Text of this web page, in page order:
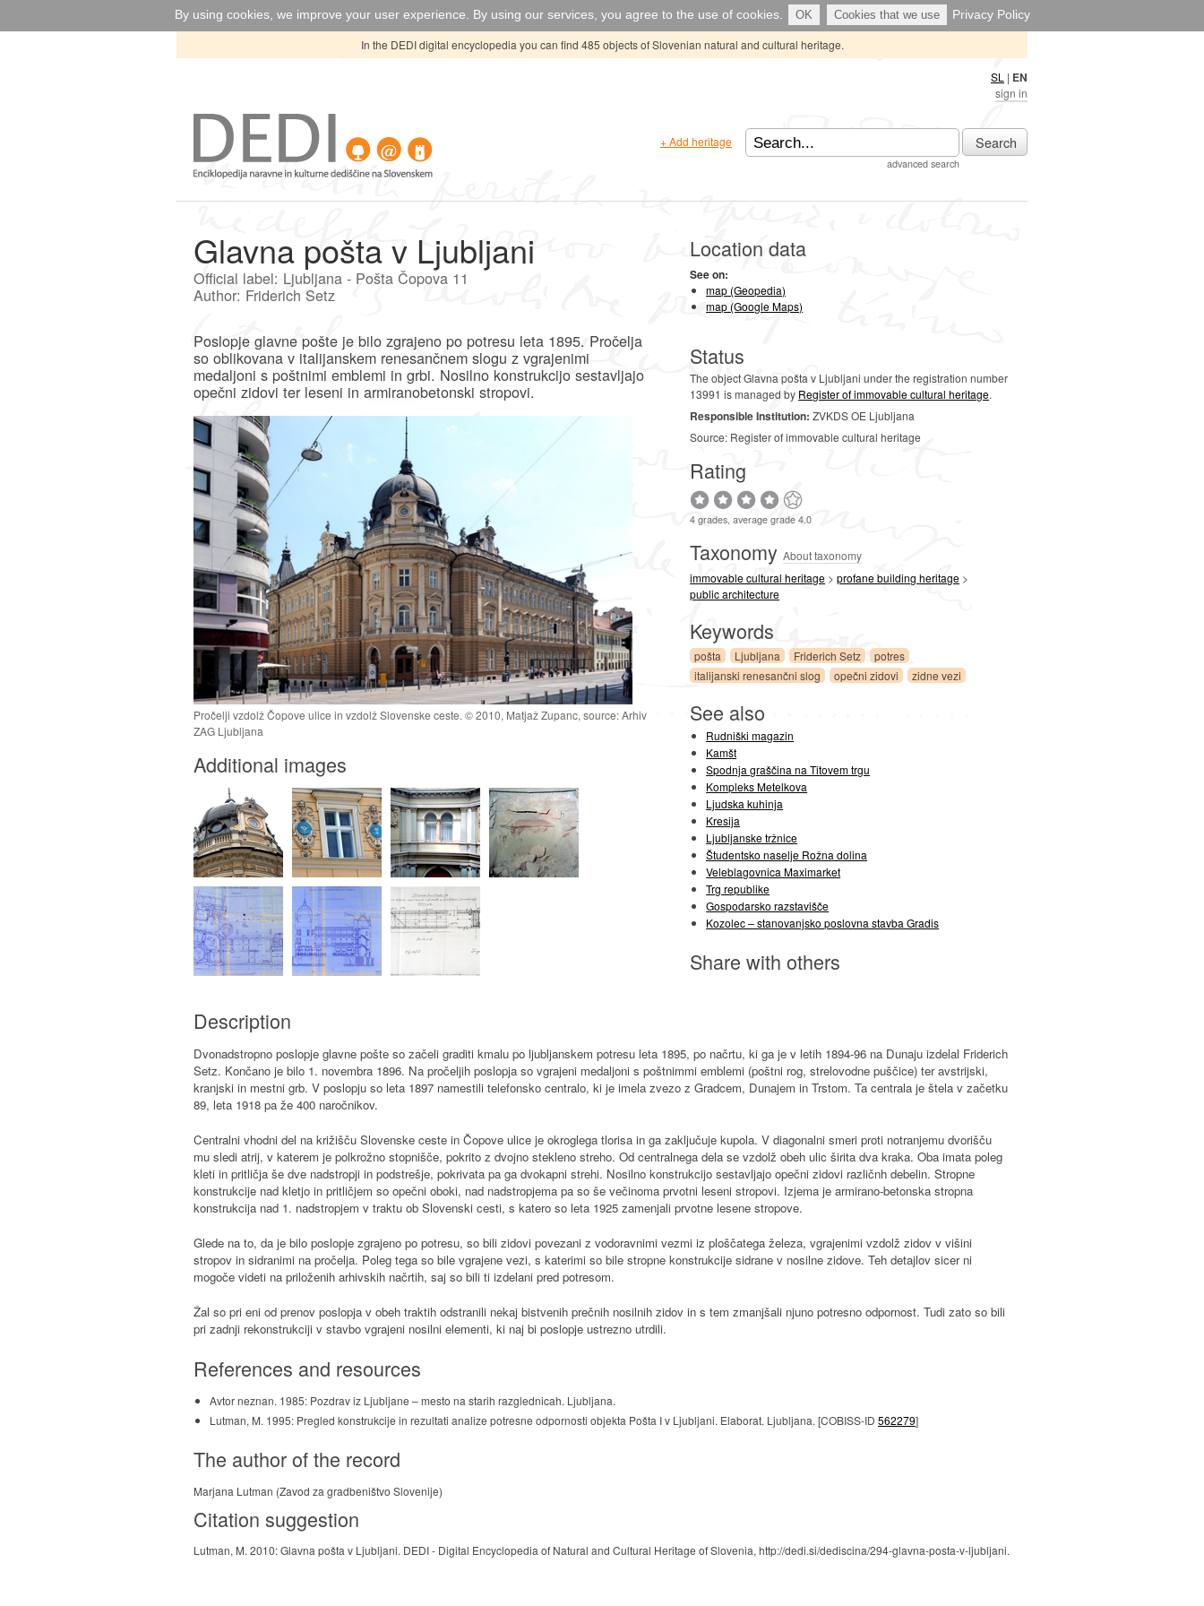
By using cookies, we improve your user experience. By using our services, you agree to the use of cookies. OK Cookies that we use Privacy Policy
In the DEDI digital encyclopedia you can find 485 objects of Slovenian natural and cultural heritage.
SL | EN
sign in
+ Add heritage
advanced search
Search
Glavna pošta v Ljubljani
Official label: Ljubljana - Pošta Čopova 11
Author: Friderich Setz
Poslopje glavne pošte je bilo zgrajeno po potresu leta 1895. Pročelja
so oblikovana v italijanskem renesančnem slogu z vgrajenimi
medaljoni s poštnimi emblemi in grbi. Nosilno konstrukcijo sestavljajo
opečni zidovi ter leseni in armiranobetonski stropovi.
Pročelji vzdolž Čopove ulice in vzdolž Slovenske ceste. © 2010, Matjaž Zupanc, source: Arhiv
ZAG Ljubljana
Additional images
Location data
See on:
map (Geopedia)
map (Google Maps)
Status
The object Glavna pošta v Ljubljani under the registration number
13991 is managed by Register of immovable cultural heritage.
Responsible Institution: ZVKDS OE Ljubljana
Source: Register of immovable cultural heritage
Rating
4 grades, average grade 4.0
TaxonomyAbout taxonomy
immovable cultural heritage >profane building heritage >
public architecture
Keywords
pošta Ljubljana Friderich Setz
potres
italijanski renesančni slog
opečni zidovi zidne vezi
See also
Rudniški magazin
Kamšt
Spodnja graščina na Titovem trgu
Kompleks Metelkova
Ljudska kuhinja
Kresija
Ljubljanske tržnice
Študentsko naselje Rožna dolina
Veleblagovnica Maximarket
Trg republike
Gospodarsko razstavišče
Kozolec – stanovanjsko poslovna stavba Gradis
Share with others
Description
Dvonadstropno poslopje glavne pošte so začeli graditi kmalu po ljubljanskem potresu leta 1895, po načrtu, ki ga je v letih 1894-96 na Dunaju izdelal Friderich
Setz. Končano je bilo 1. novembra 1896. Na pročeljih poslopja so vgrajeni medaljoni s poštnimmi emblemi (poštni rog, strelovodne puščice) ter avstrijski,
kranjski in mestni grb. V poslopju so leta 1897 namestili telefonsko centralo, ki je imela zvezo z Gradcem, Dunajem in Trstom. Ta centrala je štela v začetku
89, leta 1918 pa že 400 naročnikov.
Centralni vhodni del na križišču Slovenske ceste in Čopove ulice je okroglega tlorisa in ga zaključuje kupola. V diagonalni smeri proti notranjemu dvorišču
mu sledi atrij, v katerem je polkrožno stopnišče, pokrito z dvojno stekleno streho. Od centralnega dela se vzdolž obeh ulic širita dva kraka. Oba imata poleg
kleti in pritličja še dve nadstropji in podstrešje, pokrivata pa ga dvokapni strehi. Nosilno konstrukcijo sestavljajo opečni zidovi različnh debelin. Stropne
konstrukcije nad kletjo in pritličjem so opečni oboki, nad nadstropjema pa so še večinoma prvotni leseni stropovi. Izjema je armirano-betonska stropna
konstrukcija nad 1. nadstropjem v traktu ob Slovenski cesti, s katero so leta 1925 zamenjali prvotne lesene stropove.
Glede na to, da je bilo poslopje zgrajeno po potresu, so bili zidovi povezani z vodoravnimi vezmi iz ploščatega železa, vgrajenimi vzdolž zidov v višini
stropov in sidranimi na pročelja. Poleg tega so bile vgrajene vezi, s katerimi so bile stropne konstrukcije sidrane v nosilne zidove. Teh detajlov sicer ni
mogoče videti na priloženih arhivskih načrtih, saj so bili ti izdelani pred potresom.
Žal so pri eni od prenov poslopja v obeh traktih odstranili nekaj bistvenih prečnih nosilnih zidov in s tem zmanjšali njuno potresno odpornost. Tudi zato so bili
pri zadnji rekonstrukciji v stavbo vgrajeni nosilni elementi, ki naj bi poslopje ustrezno utrdili.
References and resources
Avtor neznan. 1985: Pozdrav iz Ljubljane – mesto na starih razglednicah. Ljubljana.
Lutman, M. 1995: Pregled konstrukcije in rezultati analize potresne odpornosti objekta Pošta I v Ljubljani. Elaborat. Ljubljana. [COBISS-ID 562279]
The author of the record
Marjana Lutman (Zavod za gradbeništvo Slovenije)
Citation suggestion
Lutman, M. 2010: Glavna pošta v Ljubljani. DEDI - Digital Encyclopedia of Natural and Cultural Heritage of Slovenia, http://dedi.si/dediscina/294-glavna-posta-v-ljubljani.